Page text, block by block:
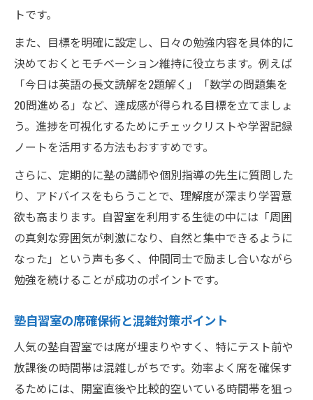
トです。
また、目標を明確に設定し、日々の勉強内容を具体的に
決めておくとモチベーション維持に役立ちます。例えば
「今日は英語の長文読解を2題解く」「数学の問題集を
20問進める」など、達成感が得られる目標を立てましょ
う。進捗を可視化するためにチェックリストや学習記録
ノートを活用する方法もおすすめです。
さらに、定期的に塾の講師や個別指導の先生に質問した
り、アドバイスをもらうことで、理解度が深まり学習意
欲も高まります。自習室を利用する生徒の中には「周囲
の真剣な雰囲気が刺激になり、自然と集中できるように
なった」という声も多く、仲間同士で励まし合いながら
勉強を続けることが成功のポイントです。
塾自習室の席確保術と混雑対策ポイント
人気の塾自習室では席が埋まりやすく、特にテスト前や
放課後の時間帯は混雑しがちです。効率よく席を確保す
るためには、開室直後や比較的空いている時間帯を狙っ